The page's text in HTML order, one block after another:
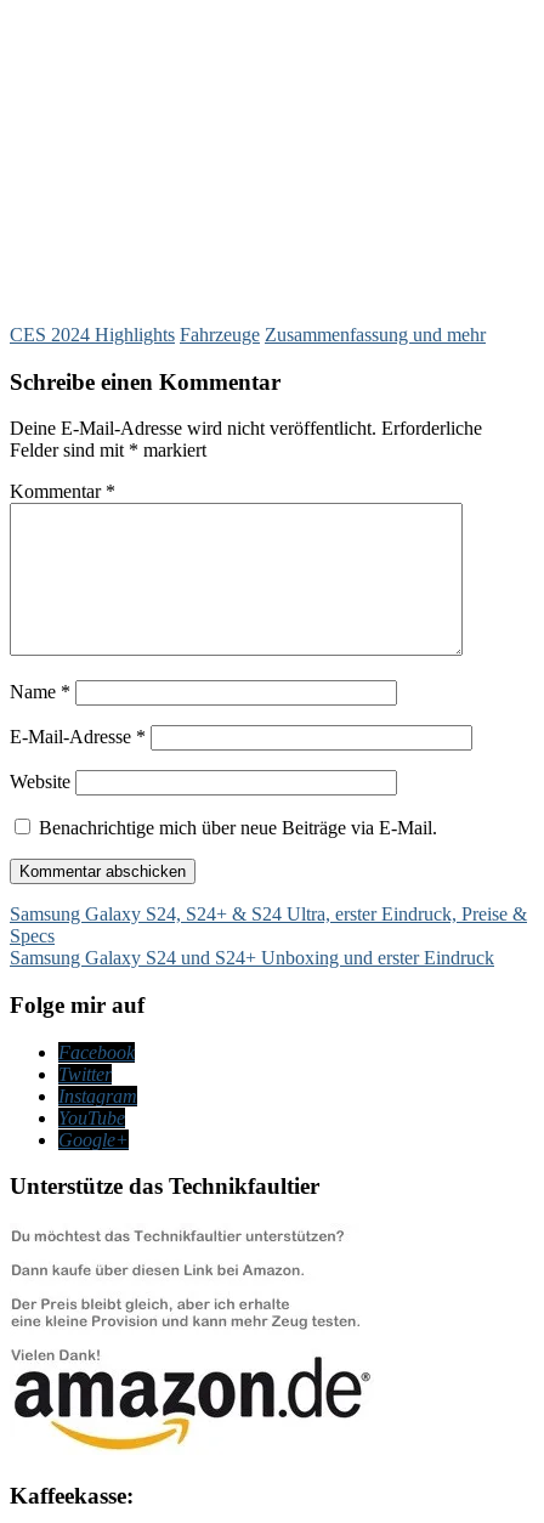
CES 2024 Highlights Fahrzeuge Zusammenfassung und mehr
Schreibe einen Kommentar
Deine E-Mail-Adresse wird nicht veröffentlicht. Erforderliche
Felder sind mit * markiert
Kommentar *
Name *
E-Mail-Adresse *
Website
Benachrichtige mich über neue Beiträge via E-Mail.
Beitragsnavigation
Samsung Galaxy S24, S24+ & S24 Ultra, erster Eindruck, Preise &
Specs
Samsung Galaxy S24 und S24+ Unboxing und erster Eindruck
Folge mir auf
Facebook
Twitter
Instagram
YouTube
Google+
Unterstütze das Technikfaultier
Kaffeekasse: